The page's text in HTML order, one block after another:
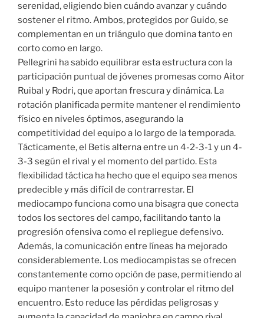
serenidad, eligiendo bien cuándo avanzar y cuándo
sostener el ritmo. Ambos, protegidos por Guido, se
complementan en un triángulo que domina tanto en
corto como en largo.
Pellegrini ha sabido equilibrar esta estructura con la
participación puntual de jóvenes promesas como Aitor
Ruibal y Rodri, que aportan frescura y dinámica. La
rotación planificada permite mantener el rendimiento
físico en niveles óptimos, asegurando la
competitividad del equipo a lo largo de la temporada.
Tácticamente, el Betis alterna entre un 4-2-3-1 y un 4-
3-3 según el rival y el momento del partido. Esta
flexibilidad táctica ha hecho que el equipo sea menos
predecible y más difícil de contrarrestar. El
mediocampo funciona como una bisagra que conecta
todos los sectores del campo, facilitando tanto la
progresión ofensiva como el repliegue defensivo.
Además, la comunicación entre líneas ha mejorado
considerablemente. Los mediocampistas se ofrecen
constantemente como opción de pase, permitiendo al
equipo mantener la posesión y controlar el ritmo del
encuentro. Esto reduce las pérdidas peligrosas y